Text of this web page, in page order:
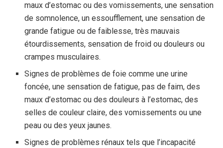
maux d’estomac ou des vomissements, une sensation
de somnolence, un essoufflement, une sensation de
grande fatigue ou de faiblesse, très mauvais
étourdissements, sensation de froid ou douleurs ou
crampes musculaires.
Signes de problèmes de foie comme une urine
foncée, une sensation de fatigue, pas de faim, des
maux d’estomac ou des douleurs à l’estomac, des
selles de couleur claire, des vomissements ou une
peau ou des yeux jaunes.
Signes de problèmes rénaux tels que l’incapacité